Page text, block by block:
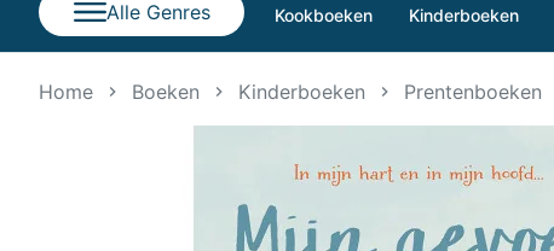
Alle Genres Kookboeken Kinderboeken
Home Boeken Kinderboeken Prentenboeken